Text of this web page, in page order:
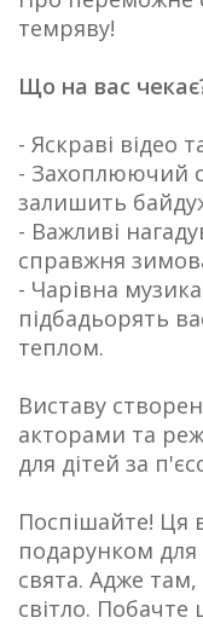
темряву!
Що на вас
- Яскраві відео
- Захоплюючий
залишить
- Важливі
справжня
- Чарівна
підбадьорять
теплом.
Виставу
акторами та
для дітей за
Поспішайте! Ця
подарунком
свята. Адже
світло. Побачте